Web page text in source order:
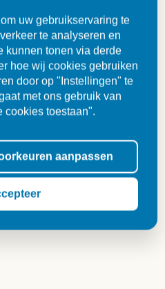
uw gebruikservaring te
te analyseren en
kunnen tonen via derde
hoe wij cookies gebruiken
door op "Instellingen" te
met ons gebruik van
cookies toestaan".
aanpassen